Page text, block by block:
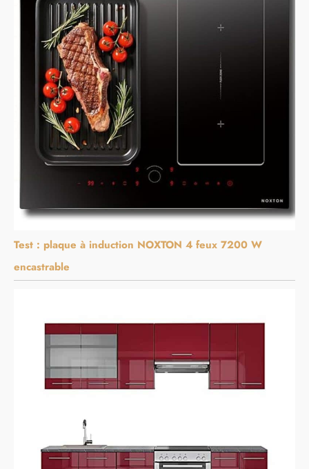
Test : plaque à induction NOXTON 4 feux 7200 W
encastrable